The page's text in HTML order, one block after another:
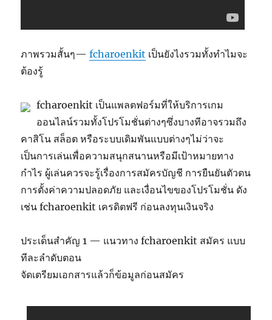
ภาพรวมสั้นๆ—fcharoenkit เป็นยังไงรวมทั้งทำไมจะ
ต้องรู้
fcharoenkit เป็นแพลตฟอร์มที่ให้บริการเกม
ออนไลน์รวมทั้งโปรโมชั่นต่างๆซึ่งบางทีอาจรวมถึง
คาสิโน สล็อต หรือระบบเดิมพันแบบต่างๆไม่ว่าจะ
เป็นการเล่นเพื่อความสนุกสนานหรือมีเป้าหมายทาง
กำไร ผู้เล่นควรจะรู้เรื่องการสมัครบัญชี การยืนยันตัวตน
การตั้งค่าความปลอดภัย และเงื่อนไขของโปรโมชั่น ดัง
เช่น fcharoenkit เครดิตฟรี ก่อนลงทุนเงินจริง
ประเด็นสำคัญ 1 — แนวทาง fcharoenkit สมัคร แบบ
ทีละลำดับตอน
จัดเตรียมเอกสารแล้วก็ข้อมูลก่อนสมัคร